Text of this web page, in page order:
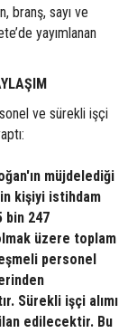
branş, sayı ve
yayımlanan
ve sürekli işçi
müjdelediği
kişiyi istihdam
bin 247
üzere toplam
personel
Sürekli işçi alımı
edilecektir. Bu